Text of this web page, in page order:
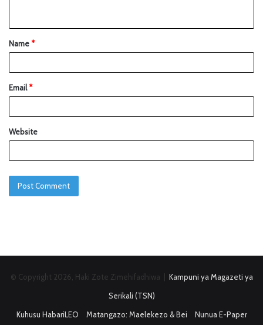
Name*
Email*
Website
© Copyright 2026, Haki Zote Zimehifadhiwa | Kampuni ya Magazeti ya
Serikali (TSN)
Kuhusu HabariLEO
Matangazo: Maelekezo & Bei Nunua E-Paper